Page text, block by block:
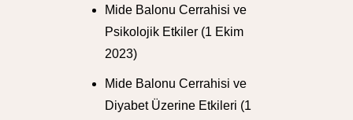
Mide Balonu Cerrahisi ve
Psikolojik Etkiler (1 Ekim
2023)
Mide Balonu Cerrahisi ve
Diyabet Üzerine Etkileri (1